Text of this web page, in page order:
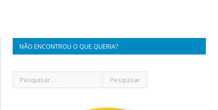
NÃO ENCONTROU O QUE QUERIA?